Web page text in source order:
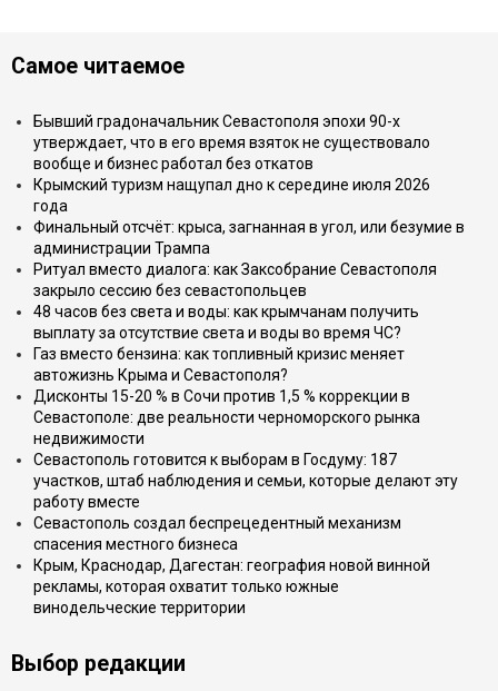
Самое читаемое
Бывший градоначальник Севастополя эпохи 90-х
утверждает, что в его время взяток не существовало
вообще и бизнес работал без откатов
Крымский туризм нащупал дно к середине июля 2026
года
Финальный отсчёт: крыса, загнанная в угол, или безумие в
администрации Трампа
Ритуал вместо диалога: как Заксобрание Севастополя
закрыло сессию без севастопольцев
48 часов без света и воды: как крымчанам получить
выплату за отсутствие света и воды во время ЧС?
Газ вместо бензина: как топливный кризис меняет
автожизнь Крыма и Севастополя?
Дисконты 15-20 % в Сочи против 1,5 % коррекции в
Севастополе: две реальности черноморского рынка
недвижимости
Севастополь готовится к выборам в Госдуму: 187
участков, штаб наблюдения и семьи, которые делают эту
работу вместе
Севастополь создал беспрецедентный механизм
спасения местного бизнеса
Крым, Краснодар, Дагестан: география новой винной
рекламы, которая охватит только южные
винодельческие территории
Выбор редакции